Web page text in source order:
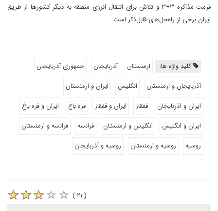
فرمت مذاکره ۳+۳ و تلاش برای انتقال انرژی منطقه به دیگر کشورها از طریق
ایران برخی از راه‌حل‌های قابل‌ذکر است.
کلید واژه ها: ارمنستان آذربایجان
جمهوری آذربایجان
آذربایجان و ارمنستان
انگلیس
ایران و ارمنستان
ایران و آذربایجان
قفقاز ایران و قفقاز قره باغ
ایران و قره باغ
ایران و انگلیس
انگلیس و ارمنستان فرانسه
فرانسه و ارمنستان
روسیه
روسیه و ارمنستان روسیه و آذربایجان
( ۲۱ )